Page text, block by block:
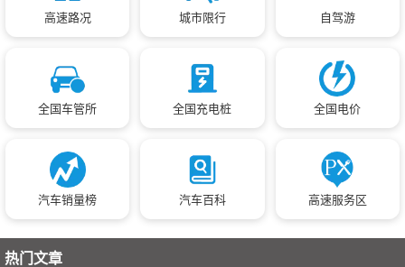
高速路况 城市限行 自驾游
全国车管所 全国充电桩 全国电价
汽车销量榜 汽车百科 高速服务区
热门文章